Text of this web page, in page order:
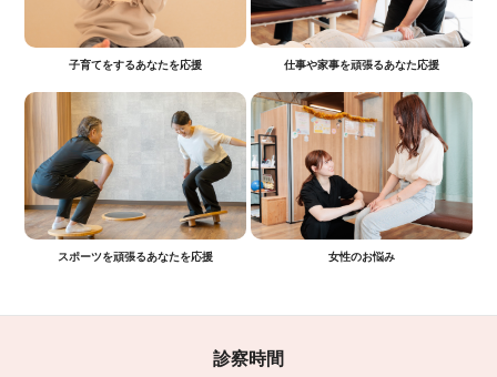
子育てをするあなたを応援 仕事や家事を頑張るあなた応援
スポーツを頑張るあなたを応援 女性のお悩み
診察時間